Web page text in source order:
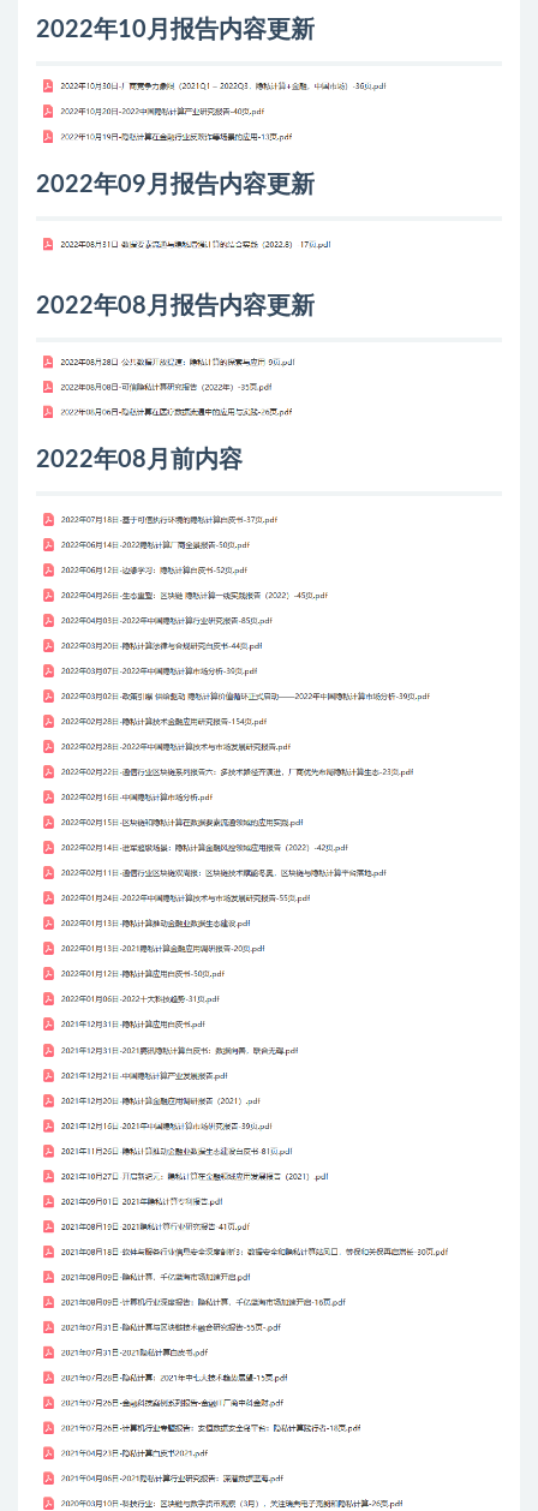
2022年10月报告内容更新
2022年09月报告内容更新
2022年08月报告内容更新
2022年08月前内容